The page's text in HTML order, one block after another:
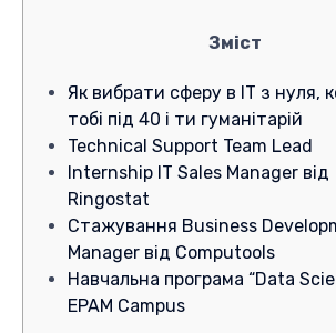
Зміст
Як вибрати сферу в IT з нуля,
тобі під 40 і ти гуманітарій
Technical Support Team Lead
Internship IT Sales Manager від
Ringostat
Стажування Business
Manager від Computools
Навчальна програма “Data
EPAM Campus